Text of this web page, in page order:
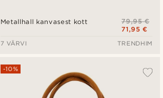
Metallhall kanvasest kott
79,95 €
71,95 €
7 VÄRVI
TRENDHIM
-10%